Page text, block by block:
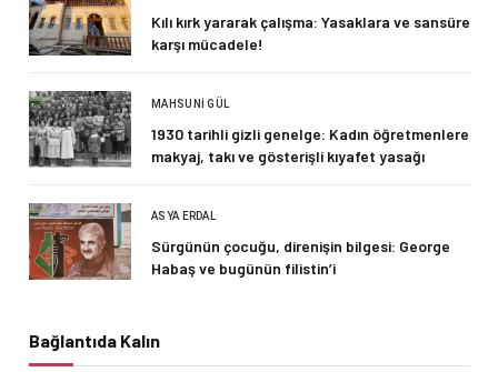
Kılı kırk yararak çalışma: Yasaklara ve sansüre
karşı mücadele!
MAHSUNI GÜL
1930 tarihli gizli genelge: Kadın öğretmenlere
makyaj, takı ve gösterişli kıyafet yasağı
ASYA ERDAL
Sürgünün çocuğu, direnişin bilgesi: George
Habaş ve bugünün filistin’i
Bağlantıda Kalın